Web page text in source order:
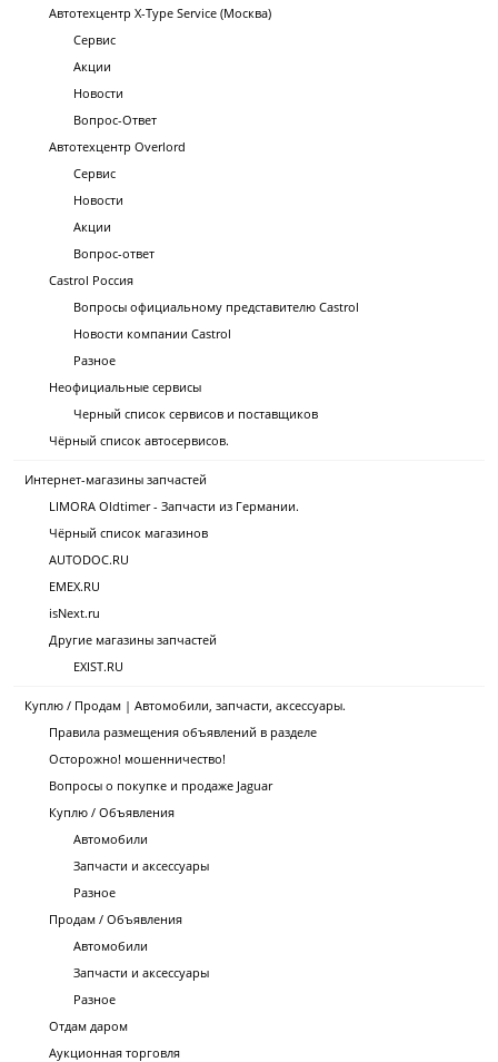
Автотехцентр X-Type Service (Москва)
Сервис
Акции
Новости
Вопрос-Ответ
Автотехцентр Overlord
Сервис
Новости
Акции
Вопрос-ответ
Castrol Россия
Вопросы официальному представителю Castrol
Новости компании Castrol
Разное
Неофициальные сервисы
Черный список сервисов и поставщиков
Чёрный список автосервисов.
Интернет-магазины запчастей
LIMORA Oldtimer - Запчасти из Германии.
Чёрный список магазинов
AUTODOC.RU
EMEX.RU
isNext.ru
Другие магазины запчастей
EXIST.RU
Куплю / Продам | Автомобили, запчасти, аксессуары.
Правила размещения объявлений в разделе
Осторожно! мошенничество!
Вопросы о покупке и продаже Jaguar
Куплю / Объявления
Автомобили
Запчасти и аксессуары
Разное
Продам / Объявления
Автомобили
Запчасти и аксессуары
Разное
Отдам даром
Аукционная торговля